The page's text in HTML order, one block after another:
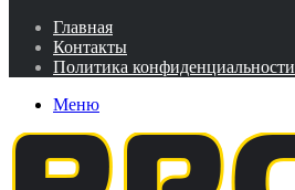
Главная
Контакты
Политика конфиденциальности
Меню